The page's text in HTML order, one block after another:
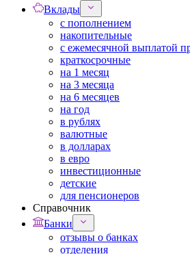
Вклады
с пополнением
накопительные
с ежемесячной выплатой
краткосрочные
на 1 месяц
на 3 месяца
на 6 месяцев
на год
в рублях
валютные
в долларах
в евро
инвестиционные
детские
для пенсионеров
Справочник
Банки
отзывы о банках
отделения